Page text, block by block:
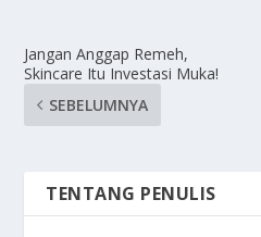
Jangan Anggap Remeh,
Skincare Itu Investasi Muka!
SEBELUMNYA
TENTANG PENULIS